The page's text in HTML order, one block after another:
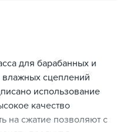
для барабанных и
влажных сцеплений
использование
качество
на сжатие позволяют с